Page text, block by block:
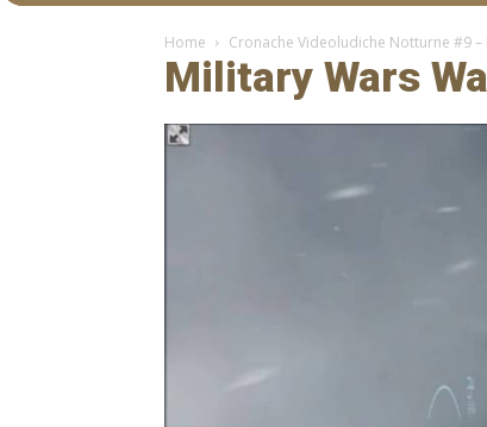
Home Cronache Videoludiche Notturne #9
Military Wars